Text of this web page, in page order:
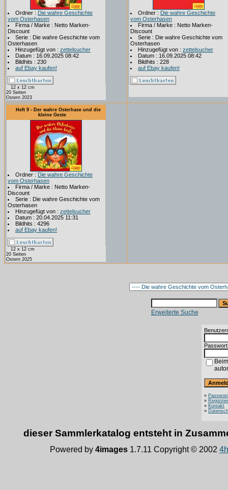
Ordner : Die wahre Geschichte
vom Osterhasen
Firma / Marke : Netto Marken-
Discount
Serie : Die wahre Geschichte vom
Osterhasen
Hinzugefügt von : zettelsucher
Datum : 16.09.2025 08:42
Bildhits : 230
auf Ebay kaufen!
12 x 12 cm
20 Seiten
Ostern 2023
Ordner : Die wahre Geschichte
vom Osterhasen
Firma / Marke : Netto Marken-
Discount
Serie : Die wahre Geschichte vom
Osterhasen
Hinzugefügt von : zettelsucher
Datum : 16.09.2025 08:42
Bildhits : 228
auf Ebay kaufen!
Heft 9 - Der wahre Osterhase und die
kleine Geste
Ordner : Die wahre Geschichte
vom Osterhasen
Firma / Marke : Netto Marken-
Discount
Serie : Die wahre Geschichte vom
Osterhasen
Hinzugefügt von : zettelsucher
Datum : 20.04.2025 11:31
Bildhits : 4296
auf Ebay kaufen!
12 x 12 cm
20 Seiten
Ostern 2025
Erweiterte Suche
»
»
» Kontakt
»
dieser Sammlerkatalog entsteht in
Powered by 4images 1.7.11 Copyright © 2002